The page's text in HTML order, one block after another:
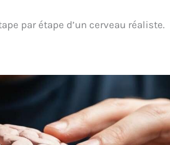
par étape d’un cerveau réaliste.